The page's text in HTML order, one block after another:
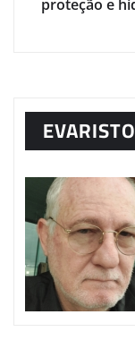
proteção e